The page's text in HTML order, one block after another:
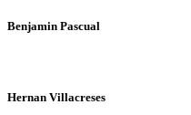
Benjamin Pascual
Hernan Villacreses